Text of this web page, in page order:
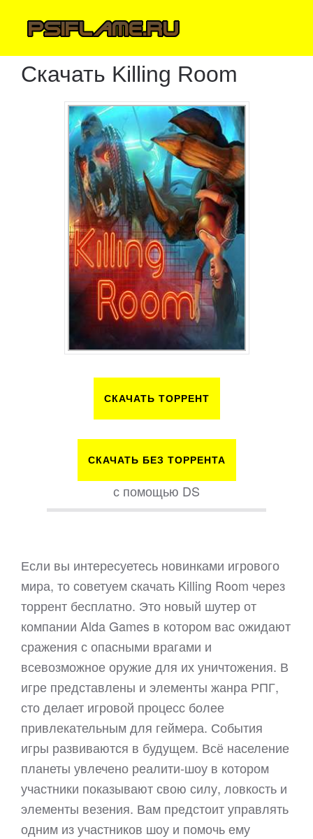
Скачать Killing Room
СКАЧАТЬ ТОРРЕНТ
СКАЧАТЬ БЕЗ ТОРРЕНТА
с помощью DS
Если вы интересуетесь новинками игрового
мира, то советуем скачать Killing Room через
торрент бесплатно. Это новый шутер от
компании Alda Games в котором вас ожидают
сражения с опасными врагами и
всевозможное оружие для их уничтожения. В
игре представлены и элементы жанра РПГ,
сто делает игровой процесс более
привлекательным для геймера. События
игры развиваются в будущем. Всё население
планеты увлечено реалити-шоу в котором
участники показывают свою силу, ловкость и
элементы везения. Вам предстоит управлять
одним из участников шоу и помочь ему